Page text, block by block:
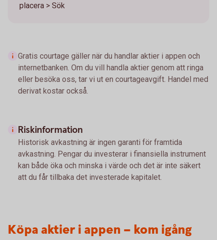
placera > Sök
Gratis courtage gäller när du handlar aktier i appen och
internetbanken. Om du vill handla aktier genom att ringa
eller besöka oss, tar vi ut en courtageavgift. Handel med
derivat kostar också.
Riskinformation
Historisk avkastning är ingen garanti för framtida
avkastning. Pengar du investerar i finansiella instrument
kan både öka och minska i värde och det är inte säkert
att du får tillbaka det investerade kapitalet.
Köpa aktier i appen – kom igång